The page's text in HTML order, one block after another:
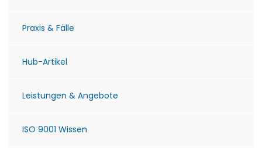
Praxis & Fälle
Hub-Artikel
Leistungen & Angebote
ISO 9001 Wissen